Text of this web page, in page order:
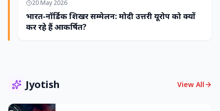
20 May 2026
भारत-नॉर्डिक शिखर सम्मेलन: मोदी उत्तरी यूरोप को क्यों
कर रहे हैं आकर्षित?
Jyotish View All